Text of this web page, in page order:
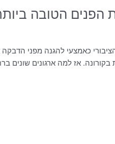
הטובה
אז למה ארגונים שונים